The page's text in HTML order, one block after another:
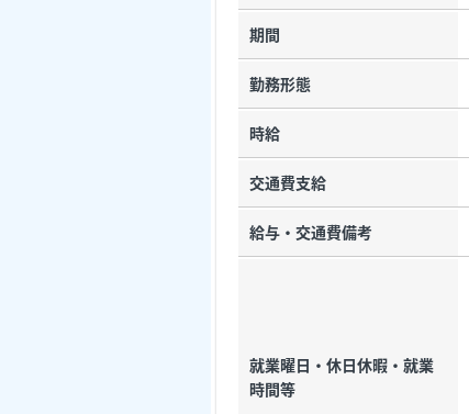
期間
勤務形態
時給
交通費支給
給与・交通費備考
就業曜日・休日休暇・就業
時間等